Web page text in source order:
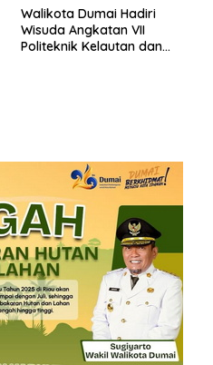
Walikota Dumai Hadiri
Wisuda Angkatan VII
Politeknik Kelautan dan